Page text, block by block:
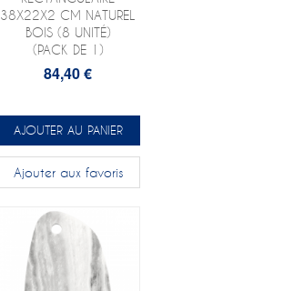
38X22X2 CM NATUREL
BOIS (8 UNITÉ)
(PACK DE 1)
84,40 €
AJOUTER AU PANIER
Ajouter aux favoris